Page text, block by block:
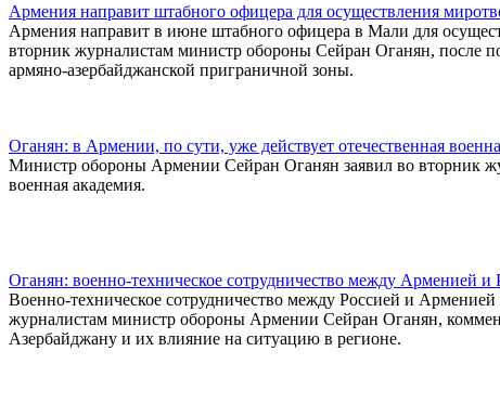
Армения направит штабного офицера для осуществления
Армения направит в июне штабного офицера в Мали для
вторник журналистам министр обороны Сейран Оганян, после
армяно-азербайджанской приграничной зоны.
Оганян: в Армении, по сути, уже действует отечественная
Министр обороны Армении Сейран Оганян заявил во вторник
военная академия.
Оганян: военно-техническое сотрудничество между Арменией
Военно-техническое сотрудничество между Россией и
журналистам министр обороны Армении Сейран Оганян,
Азербайджану и их влияние на ситуацию в регионе.